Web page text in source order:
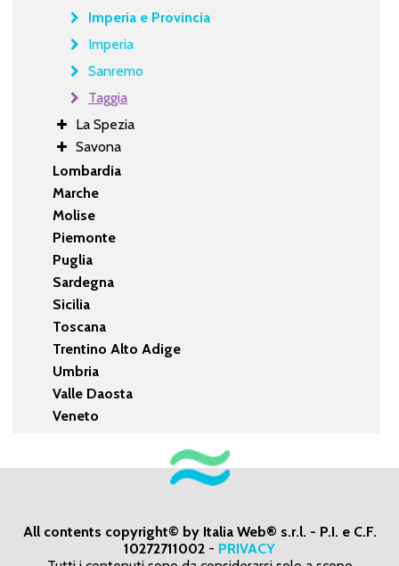
Imperia e Provincia
Imperia
Sanremo
Taggia
La Spezia
Savona
Lombardia
Marche
Molise
Piemonte
Puglia
Sardegna
Sicilia
Toscana
Trentino Alto Adige
Umbria
Valle Daosta
Veneto
All contents copyright© by Italia Web® s.r.l. - P.I. e C.F.
10272711002 - PRIVACY